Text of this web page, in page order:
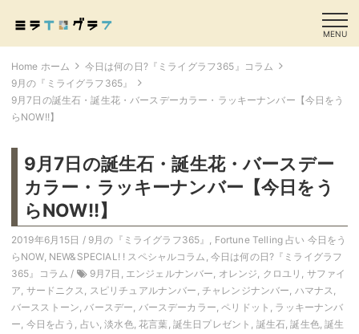
MENU
Home ホーム
今日は何の日?『ミライグラフ365』コラム
9月の『ミライグラフ365』
9月7日の誕生石・誕生花・バースデーカラー・ラッキーナンバー【今日をう
らNOW!!】
9月7日の誕生石・誕生花・バースデー
カラー・ラッキーナンバー【今日をう
らNOW!!】
2019年6月15日 / 9月の『ミライグラフ365』 , Fortune Telling 占い 今日をう
らNOW, NEW&SPECIAL! ! スペシャルコラム , 今日は何の日?『ミライグラフ
365』コラム / 9月7日 , エンジェルナンバー, オレンジ, クロユリ , サファイ
ア, サードニクス, スピリチュアルナンバー , チャレンジナンバー, ハマナス,
バースストーン,バースデー, バースデーカラー,ペリドット , ラッキーナンバ
ー, 今日を占う , 占い,淡水色,花言葉, 誕生日プレゼント , 誕生石,誕生色,誕生